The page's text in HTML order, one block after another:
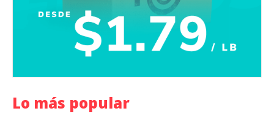
Lo más popular